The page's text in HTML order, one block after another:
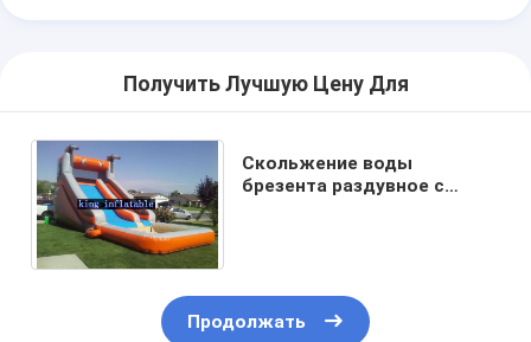
Получить Лучшую Цену Для
Скольжение воды
брезента раздувное с
Продолжать